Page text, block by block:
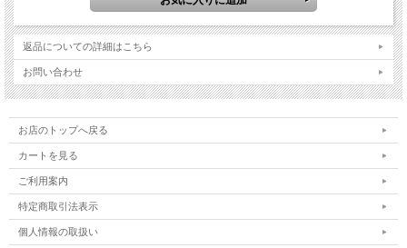
返品についての詳細はこちら
お問い合わせ
お店のトップへ戻る
カートを見る
ご利用案内
特定商取引法表示
個人情報の取扱い